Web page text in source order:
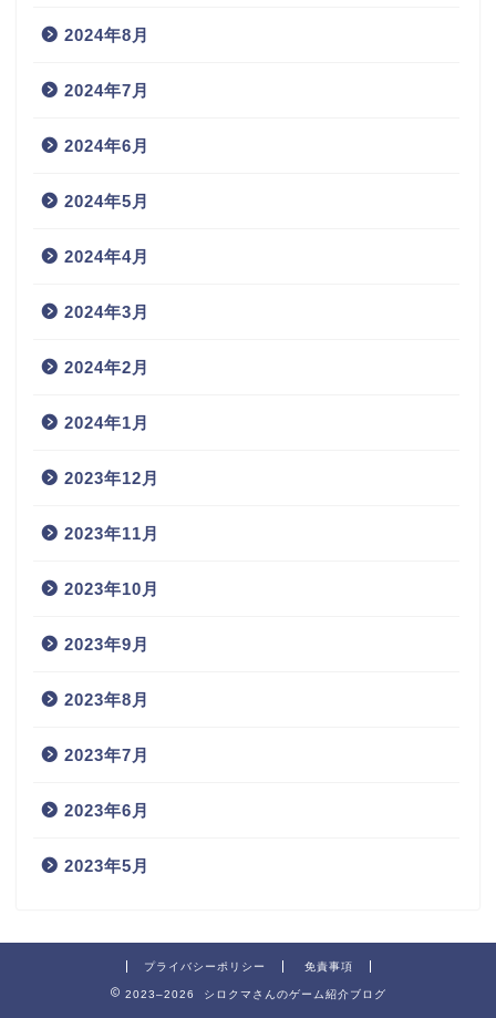
2024年8月
2024年7月
2024年6月
2024年5月
2024年4月
2024年3月
2024年2月
2024年1月
2023年12月
2023年11月
2023年10月
2023年9月
2023年8月
2023年7月
2023年6月
2023年5月
プライバシーポリシー 免責事項
2023–2026 シロクマさんのゲーム紹介ブログ